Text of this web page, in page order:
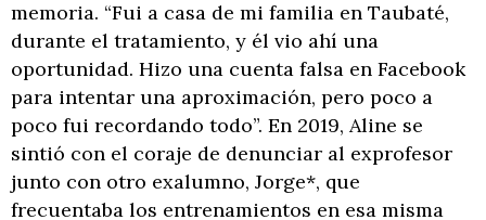
memoria. “Fui a casa de mi familia en Taubaté,
durante el tratamiento, y él vio ahí una
oportunidad. Hizo una cuenta falsa en Facebook
para intentar una aproximación, pero poco a
poco fui recordando todo”. En 2019, Aline se
sintió con el coraje de denunciar al exprofesor
junto con otro exalumno, Jorge*, que
frecuentaba los entrenamientos en esa misma